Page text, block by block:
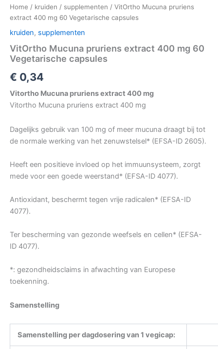
Home / kruiden / supplementen / VitOrtho Mucuna pruriens
extract 400 mg 60 Vegetarische capsules
kruiden, supplementen
VitOrtho Mucuna pruriens extract 400 mg 60
Vegetarische capsules
€ 0,34
Vitortho Mucuna pruriens extract 400 mg
Vitortho Mucuna pruriens extract 400 mg
Dagelijks gebruik van 100 mg of meer mucuna draagt bij tot
de normale werking van het zenuwstelsel* (EFSA-ID 2605).
Heeft een positieve invloed op het immuunsysteem, zorgt
mede voor een goede weerstand* (EFSA-ID 4077).
Antioxidant, beschermt tegen vrije radicalen* (EFSA-ID
4077).
Ter bescherming van gezonde weefsels en cellen* (EFSA-
ID 4077).
*: gezondheidsclaims in afwachting van Europese
toekenning.
Samenstelling
Samenstelling per dagdosering van 1 vegicap: